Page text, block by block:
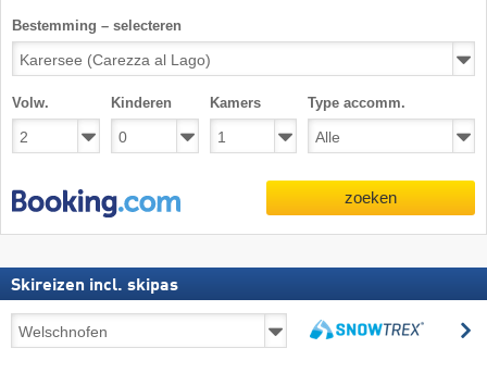
Bestemming – selecteren
Volw. Kinderen Kamers Type accomm.
zoeken
Skireizen incl. skipas
incl.